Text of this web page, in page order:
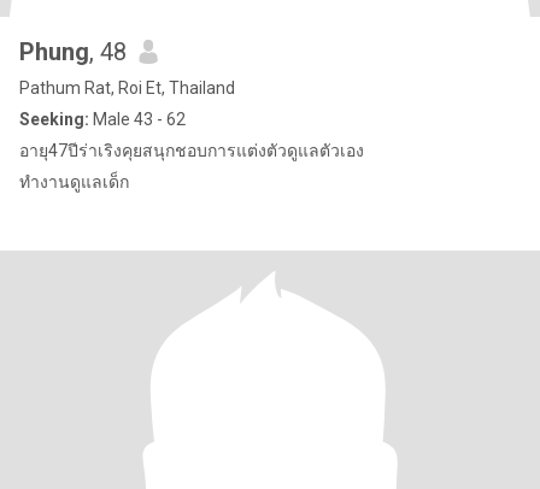
Phung, 48
Pathum Rat, Roi Et, Thailand
Seeking: Male 43 - 62
อายุ47ปีร่าเริงคุยสนุกชอบการแต่งตัวดูแลตัวเอง
ทำงานดูแลเด็ก